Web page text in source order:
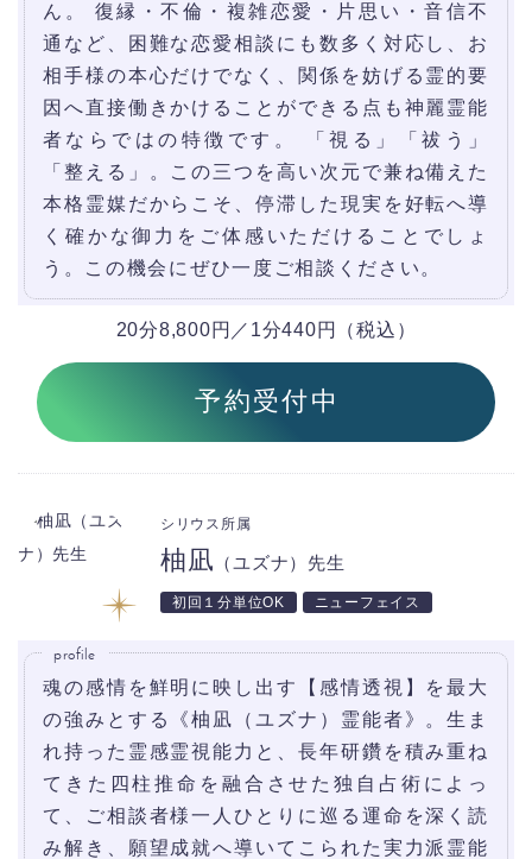
ん。 復縁・不倫・複雑恋愛・片思い・音信不
通など、困難な恋愛相談にも数多く対応し、お
相手様の本心だけでなく、関係を妨げる霊的要
因へ直接働きかけることができる点も神麗霊能
者ならではの特徴です。 「視る」「祓う」
「整える」。この三つを高い次元で兼ね備えた
本格霊媒だからこそ、停滞した現実を好転へ導
く確かな御力をご体感いただけることでしょ
う。この機会にぜひ一度ご相談ください。
20分8,800円／1分440円（税込）
予約受付中
柚凪 （ユズナ）先生
シリウス所属
初回１分単位OK ニューフェイス
profile
魂の感情を鮮明に映し出す【感情透視】を最大
の強みとする《柚凪（ユズナ）霊能者》。生ま
れ持った霊感霊視能力と、長年研鑽を積み重ね
てきた四柱推命を融合させた独自占術によっ
て、ご相談者様一人ひとりに巡る運命を深く読
み解き、願望成就へ導いてこられた実力派霊能